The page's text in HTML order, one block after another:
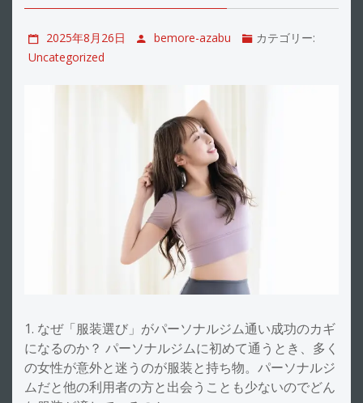
2025年8月26日 bemore-azabu
カテゴリー:
Uncategorized
1. なぜ「服装選び」がパーソナルジム通い成功のカギ
になるのか？ パーソナルジムに初めて通うとき、多く
の女性が意外と迷うのが服装と持ち物。パーソナルジ
ムだと他の利用者の方と出会うことも少ないのでどん